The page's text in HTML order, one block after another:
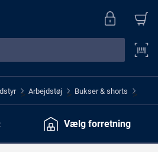
> Arbejdstøj > Bukser & shorts >
Vælg forretning